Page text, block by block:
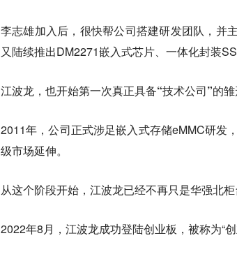
李志雄加入后，很快帮公司搭建研发团队，并
又陆续推出DM2271嵌入式芯片、一体化封装
江波龙，也开始第一次真正具备“技术公司”的雏
2011年，公司正式涉足嵌入式存储eMMC研发
级市场延伸。
从这个阶段开始，江波龙已经不再只是华强北
2022年8月，江波龙成功登陆创业板，被称为“创